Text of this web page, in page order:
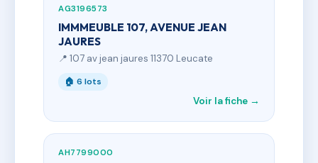
AG3196573
IMMMEUBLE 107, AVENUE JEAN
JAURES
📍 107 av jean jaures 11370 Leucate
🏠 6 lots
Voir la fiche →
AH7799000